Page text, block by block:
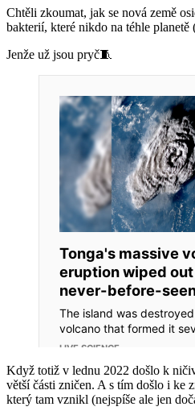
Chtěli zkoumat, jak se nová země
bakterií, které nikdo na téhle planetě
Jenže už jsou pryč🧵
Když totiž v lednu 2022 došlo k
větší části zničen. A s tím došlo i ke
který tam vznikl (nejspíše ale jen